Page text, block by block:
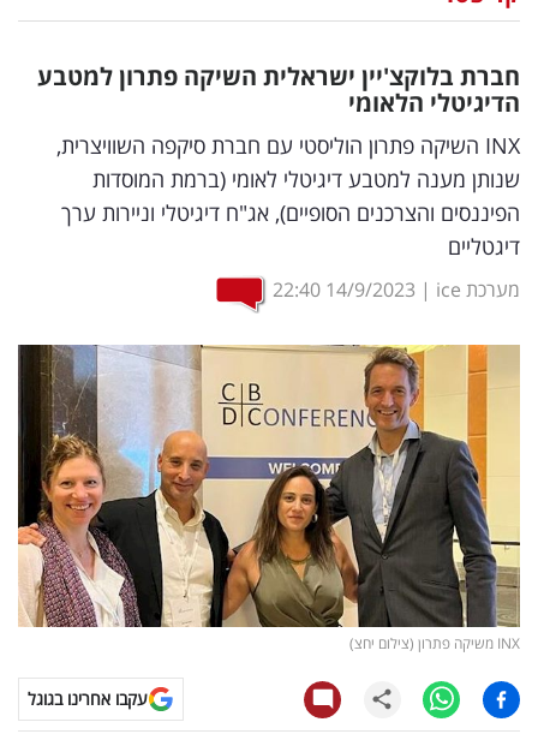
דיגיטל
וטק
שיווק
ופרסום
משפט
מדדים
ומחקרים
דעות
רכילות
עסקית
קריפטו
ויראלי
טלוויזיה
חברת בלוקצ'יין ישראלית השיקה פתרון למטבע
הדיגיטלי הלאומי
INX השיקה פתרון הוליסטי עם חברת סיקפה השוויצרית,
שנותן מענה למטבע דיגיטלי לאומי (ברמת המוסדות
הפיננסים והצרכנים הסופיים), אג"ח דיגיטלי וניירות ערך
דיגטליים
מערכת ice |
14/9/2023
22:40
INX משיקה פתרון (צילום יחצ)
עקבו אחרינו בגוגל